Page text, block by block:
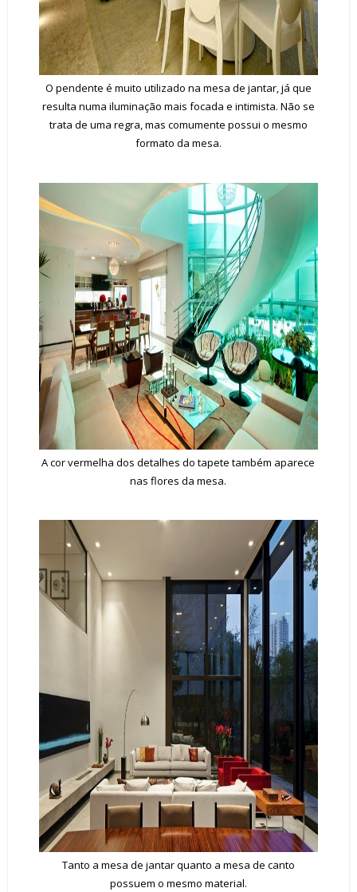
O pendente é muito utilizado na mesa de jantar, já que
resulta numa iluminação mais focada e intimista. Não se
trata de uma regra, mas comumente possui o mesmo
formato da mesa.
A cor vermelha dos detalhes do tapete também aparece
nas flores da mesa.
Tanto a mesa de jantar quanto a mesa de canto
possuem o mesmo material.